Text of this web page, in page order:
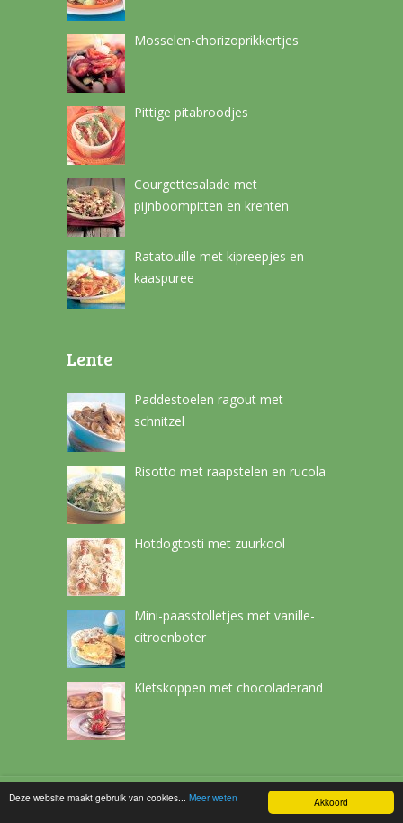
Akkoord
Deze website maakt gebruik van cookies... Meer weten
Mosselen-chorizoprikkertjes
Pittige pitabroodjes
Courgettesalade met
pijnboompitten en krenten
Ratatouille met kipreepjes en
kaaspuree
Lente
Paddestoelen ragout met
schnitzel
Risotto met raapstelen en rucola
Hotdogtosti met zuurkool
Mini-paasstolletjes met vanille-
citroenboter
Kletskoppen met chocoladerand
NetchefCopyright © 2026.